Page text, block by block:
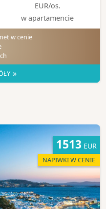
1513 EUR
NAPIWKI W CENIE
EUR/os.
w apartamencie
w cenie
»